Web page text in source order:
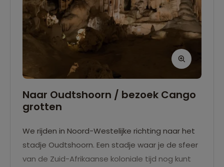
Naar Oudtshoorn / bezoek Cango
grotten
We rijden in Noord-Westelijke richting naar het
stadje Oudtshoorn. Een stadje waar je de sfeer
van de Zuid-Afrikaanse koloniale tijd nog kunt